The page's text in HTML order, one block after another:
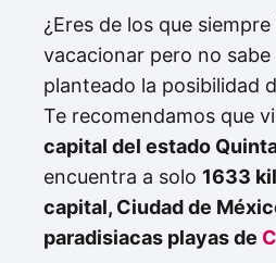
¿Eres de los que
vacacionar pero no sabe
planteado la posibilidad
Te recomendamos que
capital del estado
encuentra a solo 1633
capital, Ciudad de
paradisiacas playas de